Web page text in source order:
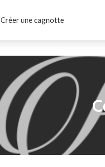
Créer une cagnotte